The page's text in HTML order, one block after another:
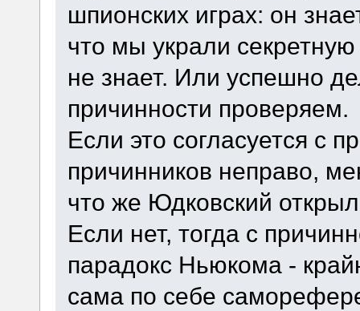
шпионских играх: он
что мы украли
не знает. Или успешно
причинности проверяем.
Если это согласуется с
причинников неправо,
что же Юдковский
Если нет, тогда с
парадокс Ньюкома -
сама по себе